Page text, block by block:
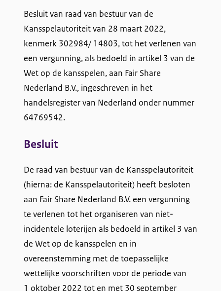
Besluit van raad van bestuur van de
Kansspelautoriteit van 28 maart 2022,
kenmerk 302984/ 14803, tot het verlenen van
een vergunning, als bedoeld in artikel 3 van de
Wet op de kansspelen, aan Fair Share
Nederland B.V., ingeschreven in het
handelsregister van Nederland onder nummer
64769542.
Besluit
De raad van bestuur van de Kansspelautoriteit
(hierna: de Kansspelautoriteit) heeft besloten
aan Fair Share Nederland B.V. een vergunning
te verlenen tot het organiseren van niet-
incidentele loterijen als bedoeld in artikel 3 van
de Wet op de kansspelen en in
overeenstemming met de toepasselijke
wettelijke voorschriften voor de periode van
1 oktober 2022 tot en met 30 september